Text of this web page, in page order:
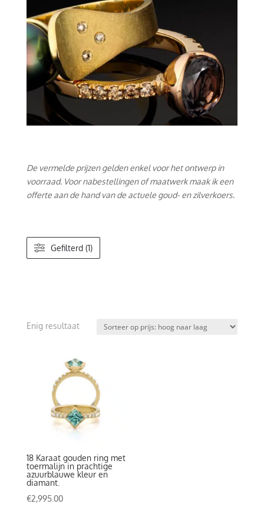
De vermelde prijzen gelden enkel voor het ontwerp in
voorraad. Voor nabestellingen of maatwerk maak ik een
offerte aan de hand van de actuele goud- en zilverkoers.
Gefilterd (1)
Enig resultaat
18 Karaat gouden ring met
toermalijn in prachtige
azuurblauwe kleur en
diamant.
€2,995.00